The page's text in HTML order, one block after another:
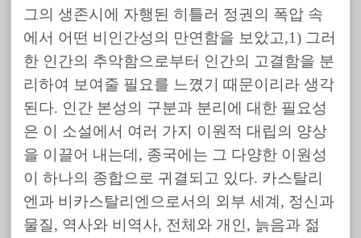
그의 생존시에 자행된 히틀러 정권의 폭압 속
에서 어떤 비인간성의 만연함을 보았고,1) 그러
한 인간의 추악함으로부터 인간의 고결함을 분
리하여 보여줄 필요를 느꼈기 때문이리라 생각
된다. 인간 본성의 구분과 분리에 대한 필요성
은 이 소설에서 여러 가지 이원적 대립의 양상
을 이끌어 내는데, 종국에는 그 다양한 이원성
이 하나의 종합으로 귀결되고 있다. 카스탈리
엔과 비카스탈리엔으로서의 외부 세계, 정신과
물질, 역사와 비역사, 전체와 개인, 늙음과 젊